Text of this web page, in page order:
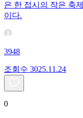
은 한 접시의 작은 축
이다.
3948
조회수 3025.11.24
0